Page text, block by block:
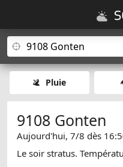
Pluie
9108 Gonten
Aujourd'hui, 7/8 dès
Le soir stratus.